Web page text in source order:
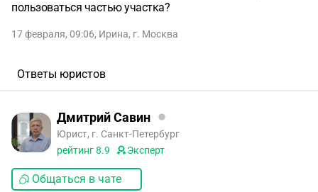
пользоваться частью участка?
17 февраля, 09:06, Ирина, г. Москва
Ответы юристов
Дмитрий Савин
Юрист, г. Санкт-Петербург
рейтинг8.9 Эксперт
Общаться в чате